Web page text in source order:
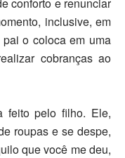
inclusive, em
o coloca em uma
cobranças ao
feito pelo filho. Ele,
roupas e se despe,
que você me deu,